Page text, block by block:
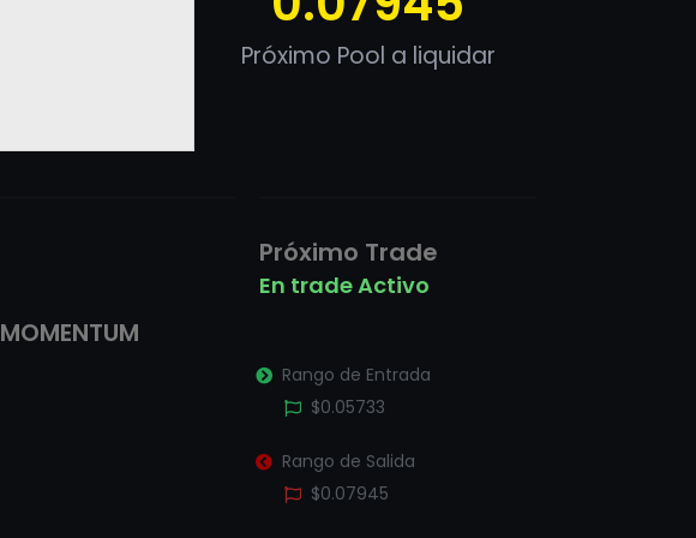
Próximo Pool a liquidar
Próximo Trade
En trade Activo
MOMENTUM
Rango de Entrada
$0.05733
Rango de Salida
$0.07945